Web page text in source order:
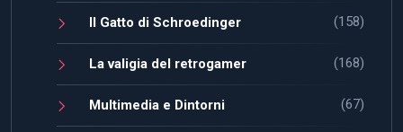
Il Gatto di Schroedinger (158)
La valigia del retrogamer (168)
Multimedia e Dintorni (67)